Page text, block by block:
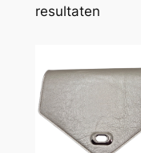
resultaten